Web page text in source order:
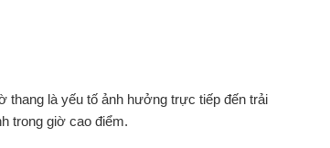
thang là yếu tố ảnh hưởng trực tiếp đến trải
trong giờ cao điểm.